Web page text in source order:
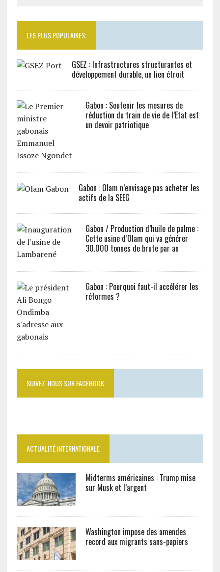
LES PLUS POPULAIRES:
GSEZ : Infrastructures structurantes et
développement durable, un lien étroit
Gabon : Soutenir les mesures de
réduction du train de vie de l’Etat est
un devoir patriotique
Gabon : Olam n’envisage pas acheter les
actifs de la SEEG
Gabon / Production d’huile de palme :
Cette usine d’Olam qui va générer
30.000 tonnes de brute par an
Gabon : Pourquoi faut-il accélérer les
réformes ?
SUIVEZ-NOUS SUR FACEBOOK
ACTUALITÉ INTERNATIONALE
Midterms américaines : Trump mise
sur Musk et l’argent
Washington impose des amendes
record aux migrants sans-papiers